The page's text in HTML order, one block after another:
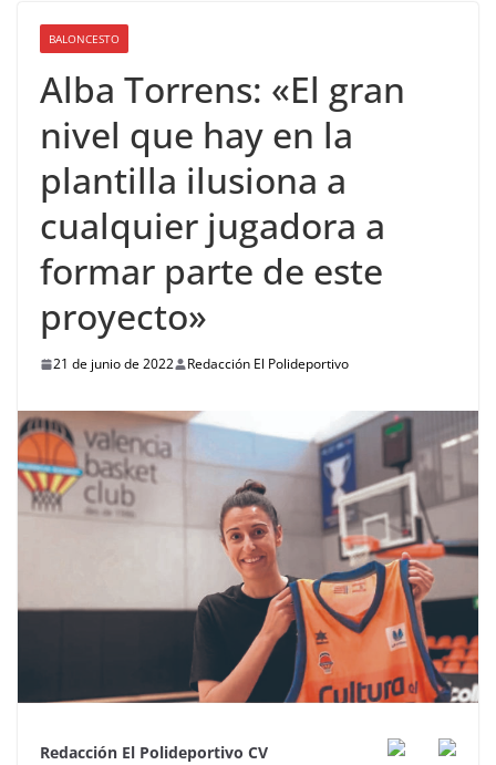
BALONCESTO
Alba Torrens: «El gran
nivel que hay en la
plantilla ilusiona a
cualquier jugadora a
formar parte de este
proyecto»
21 de junio de 2022 Redacción El Polideportivo
Redacción El Polideportivo CV